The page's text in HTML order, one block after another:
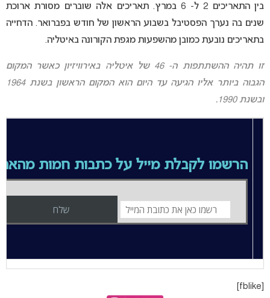
בין התאריכים 2 ל- 6 במרץ. תאריכים אלה שוברים מסורת ארוכת
שנים בה נערך הפסטיבל בשבוע הראשון של חודש בפברואר. הדחייה
בתאריכים נובעת כמובן מהשפעות מגפת הקורונה באיטליה.
זו תהיה ההשתתפות ה- 46 של איטליה באירוויזיון כאשר המקום
הגבוה ביותר אליו הגיעה עד היום הוא המקום הראשון בשנת 1964
ובשנת 1990.
הרשמו לקבלת מייל על כתבות חמות